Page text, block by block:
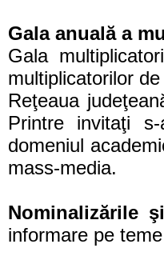
Gala anuală a
Gala
multiplicatorilor
Reţeaua
Printre invitaţi
domeniul
mass-media.
Nominalizările
informare pe